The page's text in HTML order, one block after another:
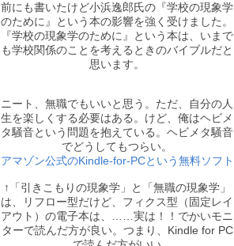
前にも書いたけど小浜逸郎氏の『学校の現象学
のために』という本の影響を強く受けました。
『学校の現象学のために』という本は、いまで
も学校関係のことを考えるときのバイブルだと
思います。
ニート、無職でもいいと思う。ただ、自分の人
生を楽しくする必要はある。けど、俺はヘビメ
タ騒音という問題を抱えている。ヘビメタ騒音
でどうしてもつらい。
アマゾン公式のKindle-for-PCという無料ソフト
↑「引きこもりの現象学」と「無職の現象学」
は、リフロー型だけど、フィクス型（固定レイ
アウト）の電子本は、……実は！！でかいモニ
ターで読んだ方が良い。つまり、Kindle for PC